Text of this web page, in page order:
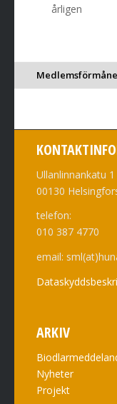
årligen
Ullanlinnankatu 1
00130
telefon:
010 387 4770
email:
ARKIV
Nyheter
Projekt